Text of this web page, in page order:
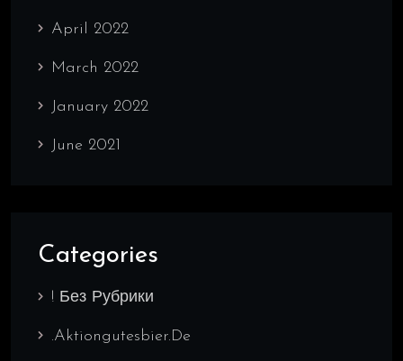
April 2022
March 2022
January 2022
June 2021
Categories
! Без Рубрики
.aktiongutesbier.de